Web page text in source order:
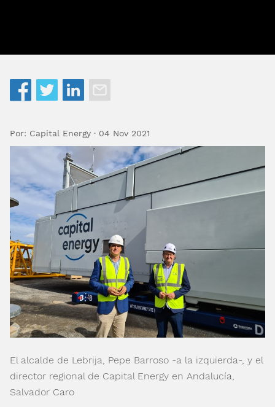
Por: Capital Energy · 04 Nov 2021
El alcalde de Lebrija, Pepe Barroso -a la izquierda-, y el
director regional de Capital Energy en Andalucía,
Salvador Caro